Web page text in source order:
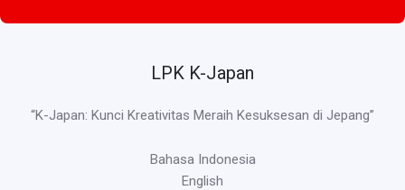
LPK K-Japan
“K-Japan: Kunci Kreativitas Meraih Kesuksesan di Jepang”
Bahasa Indonesia
English